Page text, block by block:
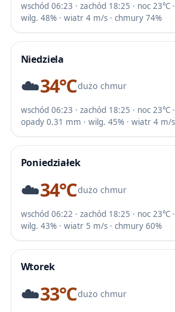
wschód 06:23 · zachód 18:25 · noc 23℃
wilg. 48% · wiatr 4 m/s · chmury 74%
Niedziela
☁️34℃dużo chmur
wschód 06:23 · zachód 18:25 · noc 23℃
opady 0.31 mm · wilg. 45% · wiatr 4 m/
Poniedziałek
☁️34℃dużo chmur
wschód 06:22 · zachód 18:25 · noc 23℃
wilg. 43% · wiatr 5 m/s · chmury 60%
Wtorek
☁️33℃dużo chmur